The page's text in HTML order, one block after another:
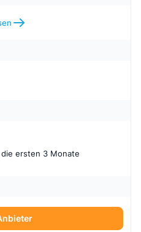
die ersten 3 Monate